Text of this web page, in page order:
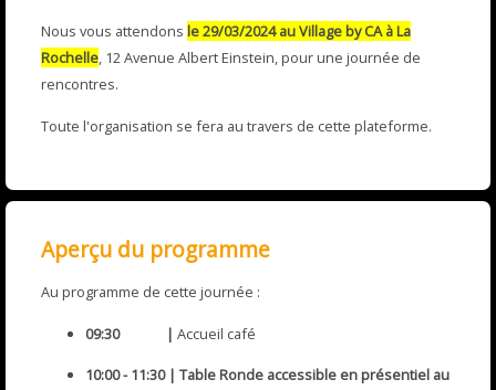
Nous vous attendons le 29/03/2024 au Village by CA à La
Rochelle, 12 Avenue Albert Einstein, pour une journée de
rencontres.
Toute l'organisation se fera au travers de cette plateforme.
Aperçu du programme
Au programme de cette journée :
09:30 | Accueil café
10:00 - 11:30 | Table Ronde accessible en présentiel au